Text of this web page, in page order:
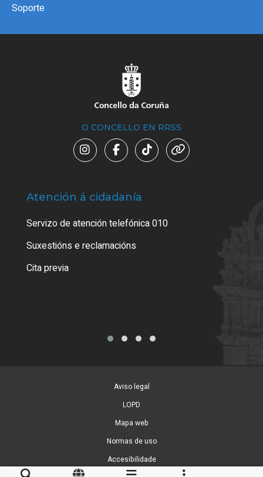
Soporte
O CONCELLO EN RRSS
Atención á cidadanía
Servizo de atención telefónica 010
Suxestións e reclamacións
Cita previa
Aviso legal
LOPD
Mapa web
Normas de uso
Accesibilidade